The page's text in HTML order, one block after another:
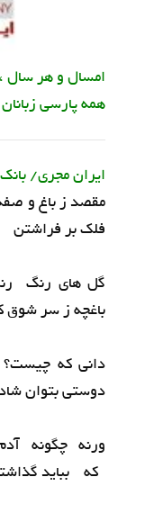
امسال و هر سال
همه پارسی
ایران مجری/
مقصد ز باغ و
فلک بر فراشتن
گل های رنگ
باغچه ز سر شوق
دانی که
دوستی بتوان
ورنه چگونه
که بباید